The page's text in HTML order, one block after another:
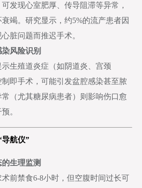
发现心室肥厚、传导阻滞等异常，
竭。研究显示，约5%的流产患者因
脏问题而推迟手术。
风险识别
生殖道炎症（如阴道炎、宫颈
即手术，可能引发盆腔感染甚至脓
（尤其糖尿病患者）则影响伤口愈
。
导航仪”
生理监测
前禁食6-8小时，但空腹时间过长可